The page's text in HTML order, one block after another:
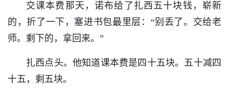
交课本费那天，诺布给了扎西五十块钱，崭新
的，折了一下，塞进书包最里层：“别丢了。交给老
师。剩下的，拿回来。”
扎西点头。他知道课本费是四十五块。五十减四
十五，剩五块。